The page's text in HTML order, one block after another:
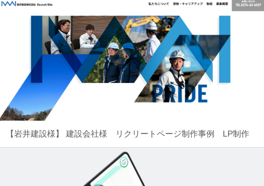
【岩井建設様】 建設会社様 リクリートページ制作事例 LP制作